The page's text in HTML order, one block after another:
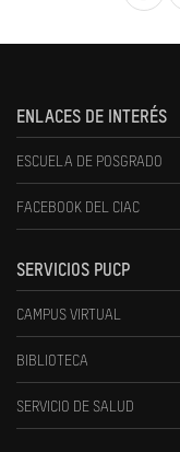
ENLACES DE INTERÉS
ESCUELA DE POSGRADO
FACEBOOK DEL CIAC
SERVICIOS PUCP
CAMPUS VIRTUAL
BIBLIOTECA
SERVICIO DE SALUD